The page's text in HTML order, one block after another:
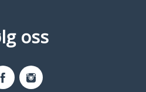
oss
Instagram